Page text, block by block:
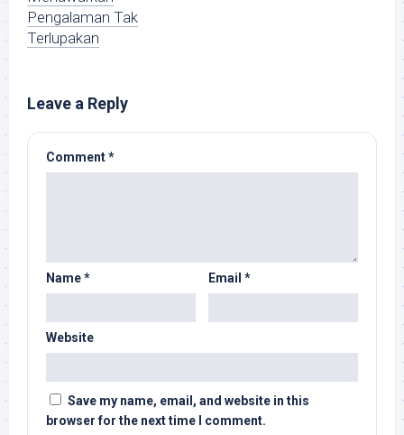
Pengalaman Tak
Terlupakan
Leave a Reply
Comment*
Name* Email *
Website
Save my name, email, and website in this
browser for the next time I comment.